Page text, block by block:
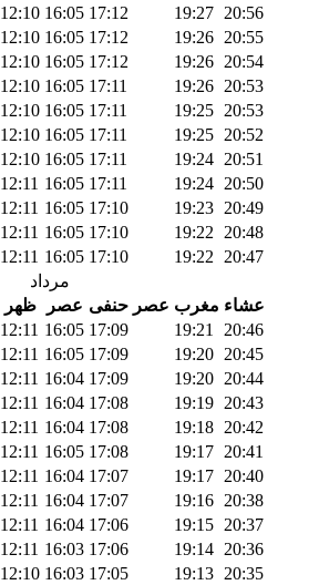
12:10 16:05 17:12 19:27 20:56
12:10 16:05 17:12 19:26 20:55
12:10 16:05 17:12 19:26 20:54
12:10 16:05 17:11 19:26 20:53
12:10 16:05 17:11 19:25 20:53
12:10 16:05 17:11 19:25 20:52
12:10 16:05 17:11 19:24 20:51
12:11 16:05 17:11 19:24 20:50
12:11 16:05 17:10 19:23 20:49
12:11 16:05 17:10 19:22
20:48
12:11 16:05 17:10 19:22
20:47
مرداد
ظهر عصر عصر حنفی مغرب عشاء
12:11 16:05 17:09 19:21
20:46
12:11 16:05 17:09 19:20 20:45
12:11 16:04 17:09 19:20 20:44
12:11 16:04 17:08 19:19 20:43
12:11 16:04 17:08 19:18 20:42
12:11 16:05 17:08 19:17 20:41
12:11 16:04 17:07 19:17 20:40
12:11 16:04 17:07 19:16 20:38
12:11 16:04 17:06 19:15 20:37
12:11 16:03 17:06 19:14 20:36
12:10 16:03 17:05 19:13 20:35